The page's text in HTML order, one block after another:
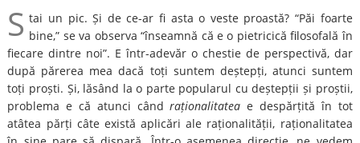
S tai un pic. Și de ce-ar fi asta o veste proastă? “Păi foarte
bine,” se va observa “înseamnă că e o pietricică filosofală în
fiecare dintre noi”. E într-adevăr o chestie de perspectivă, dar
după părerea mea dacă toți suntem deștepți, atunci suntem
toți proști. Și, lăsând la o parte popularul cu deștepții și proștii,
problema e că atunci cândraționalitateae despărțită în tot
atâtea părți câte există aplicări ale raționalității, raționalitatea